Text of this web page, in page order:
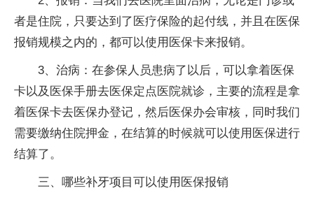
者是住院，只要达到了医疗保险的起付线，并且在医保
报销规模之内的，都可以使用医保卡来报销。
3、治病：在参保人员患病了以后，可以拿着医保
卡以及医保手册去医保定点医院就诊，主要的流程是拿
着医保卡去医保办登记，然后医保办会审核，同时我们
需要缴纳住院押金，在结算的时候就可以使用医保进行
结算了。
三、哪些补牙项目可以使用医保报销